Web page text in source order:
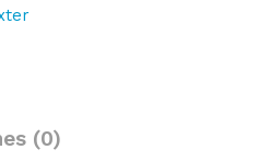
(0)